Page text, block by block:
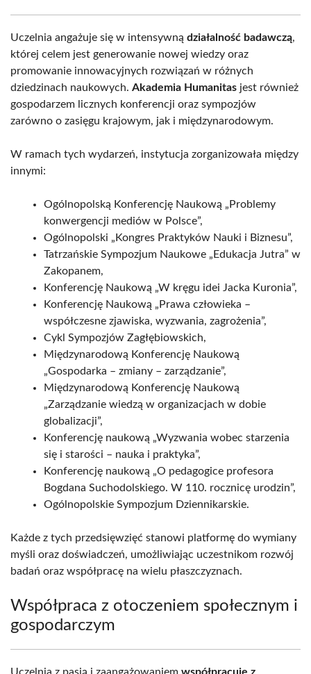
Uczelnia angażuje się w intensywną działalność badawczą,
której celem jest generowanie nowej wiedzy oraz
promowanie innowacyjnych rozwiązań w różnych
dziedzinach naukowych. Akademia Humanitas jest również
gospodarzem licznych konferencji oraz sympozjów
zarówno o zasięgu krajowym, jak i międzynarodowym.
W ramach tych wydarzeń, instytucja zorganizowała między
innymi:
Ogólnopolską Konferencję Naukową „Problemy
konwergencji mediów w Polsce”,
Ogólnopolski „Kongres Praktyków Nauki i Biznesu”,
Tatrzańskie Sympozjum Naukowe „Edukacja Jutra” w
Zakopanem,
Konferencję Naukową „W kręgu idei Jacka Kuronia”,
Konferencję Naukową „Prawa człowieka –
współczesne zjawiska, wyzwania, zagrożenia”,
Cykl Sympozjów Zagłębiowskich,
Międzynarodową Konferencję Naukową
„Gospodarka – zmiany – zarządzanie”,
Międzynarodową Konferencję Naukową
„Zarządzanie wiedzą w organizacjach w dobie
globalizacji”,
Konferencję naukową „Wyzwania wobec starzenia
się i starości – nauka i praktyka”,
Konferencję naukową „O pedagogice profesora
Bogdana Suchodolskiego. W 110. rocznicę urodzin”,
Ogólnopolskie Sympozjum Dziennikarskie.
Każde z tych przedsięwzięć stanowi platformę do wymiany
myśli oraz doświadczeń, umożliwiając uczestnikom rozwój
badań oraz współpracę na wielu płaszczyznach.
Współpraca z otoczeniem społecznym i
gospodarczym